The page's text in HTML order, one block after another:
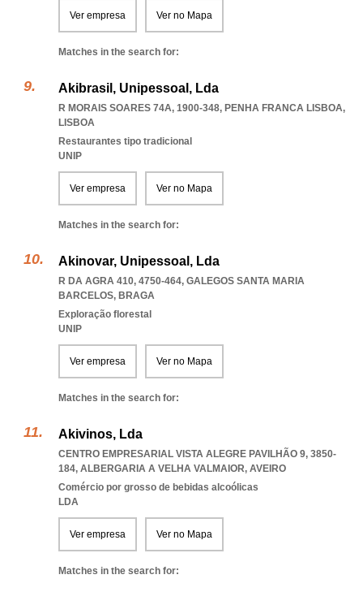
Ver empresa Ver no Mapa
Matches in the search for:
Akibrasil, Unipessoal, Lda
R MORAIS SOARES 74A, 1900-348, PENHA FRANCA LISBOA,
LISBOA
Restaurantes tipo tradicional
UNIP
Ver empresa Ver no Mapa
Matches in the search for:
Akinovar, Unipessoal, Lda
R DA AGRA 410, 4750-464, GALEGOS SANTA MARIA
BARCELOS, BRAGA
Exploração florestal
UNIP
Ver empresa Ver no Mapa
Matches in the search for:
Akivinos, Lda
CENTRO EMPRESARIAL VISTA ALEGRE PAVILHÃO 9, 3850-
184, ALBERGARIA A VELHA VALMAIOR, AVEIRO
Comércio por grosso de bebidas alcoólicas
LDA
Ver empresa Ver no Mapa
Matches in the search for: